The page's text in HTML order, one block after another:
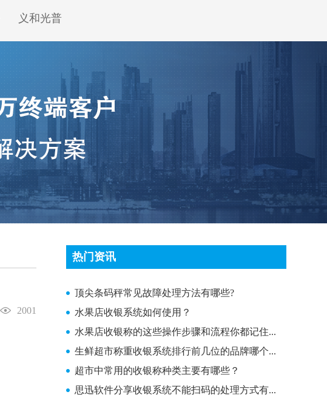
义和光普
2001
热门资讯
顶尖条码秤常见故障处理方法有哪些?
顶尖条码秤常见故障处理方法有哪些?
水果店收银系统如何使用？
水果店收银称的这些操作步骤和流程你都记住...
生鲜超市称重收银系统排行前几位的品牌哪个...
超市中常用的收银称种类主要有哪些？
思迅软件分享收银系统不能扫码的处理方式有...